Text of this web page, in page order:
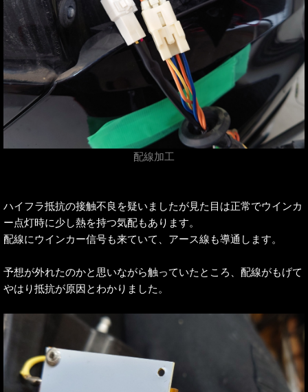
配線加工
ハイフラ抵抗の接触不良を疑いましたが見た目は正常でウインカ
ー点灯時に少し熱を持つ気配もあります。
配線にウインカー信号も来ていて、アース線も導通します。
予想が外れたのかと思いながら触っていたところ、配線がもげて
やはり抵抗が原因とわかりました。